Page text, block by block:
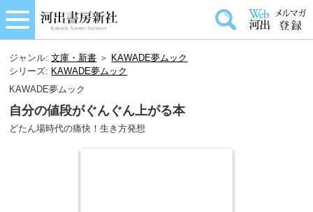
ジャンル:文庫・新書 ＞ KAWADE夢ムック
シリーズ: KAWADE夢ムック
KAWADE夢ムック
自分の値段がぐんぐん上がる本
どたん場時代の痛快！生き方発想